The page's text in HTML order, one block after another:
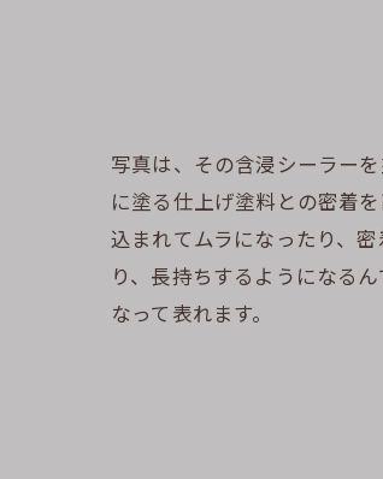
写真は、その含浸シーラー
に塗る仕上げ塗料との密着
込まれてムラになったり、
り、長持ちするようになる
なって表れます。